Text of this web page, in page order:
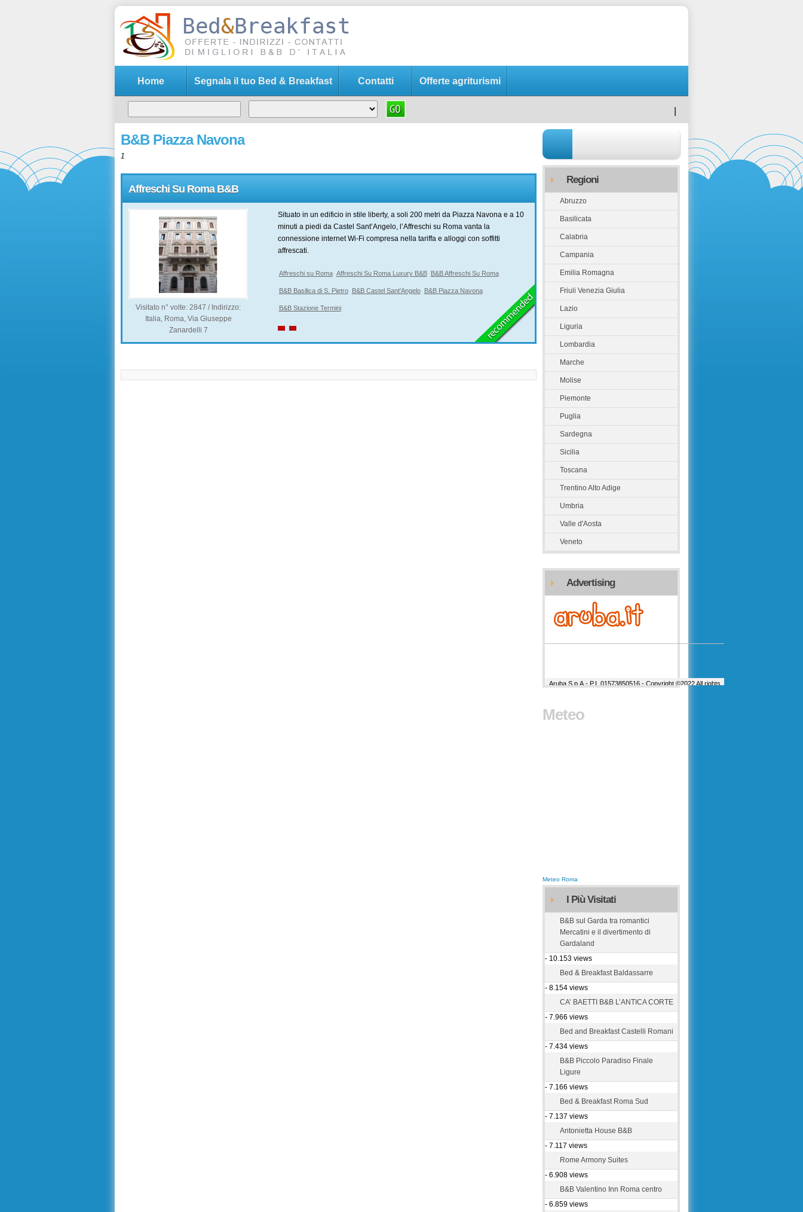
Home Segnala il tuo Bed & Breakfast Contatti Offerte agriturismi
B&B Piazza Navona
1
Affreschi Su Roma B&B
Visitato n° volte: 2847 / Indirizzo:
Italia, Roma, Via Giuseppe
Zanardelli 7
Situato in un edificio in stile liberty, a soli 200 metri da Piazza Navona e a 10
minuti a piedi da Castel Sant’Angelo, l’Affreschi su Roma vanta la
connessione internet Wi-Fi compresa nella tariffa e alloggi con soffitti
affrescati.
Affreschi su Roma Affreschi Su Roma Luxury B&B B&B Affreschi Su Roma
B&B Basilica di S. Pietro B&B Castel Sant'Angelo B&B Piazza Navona
B&B Stazione Termini
Regioni
Abruzzo
Basilicata
Calabria
Campania
Emilia Romagna
Friuli Venezia Giulia
Lazio
Liguria
Lombardia
Marche
Molise
Piemonte
Puglia
Sardegna
Sicilia
Toscana
Trentino Alto Adige
Umbria
Valle d'Aosta
Veneto
Advertising
Meteo
Meteo Roma
I Più Visitati
B&B sul Garda tra romantici
Mercatini e il divertimento di
Gardaland
- 10.153 views
Bed & Breakfast Baldassarre
- 8.154 views
CA’ BAETTI B&B L’ANTICA CORTE
- 7.966 views
Bed and Breakfast Castelli Romani
- 7.434 views
B&B Piccolo Paradiso Finale
Ligure
- 7.166 views
Bed & Breakfast Roma Sud
- 7.137 views
Antonietta House B&B
- 7.117 views
Rome Armony Suites
- 6.908 views
B&B Valentino Inn Roma centro
- 6.859 views